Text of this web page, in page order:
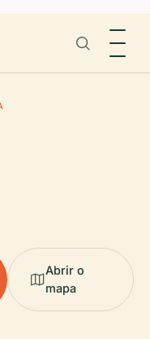
Abrir o
mapa